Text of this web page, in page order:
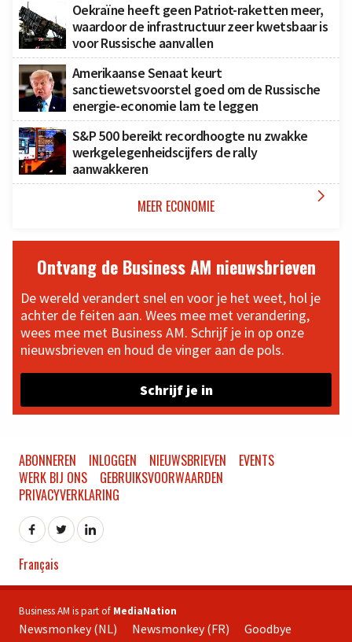
Oekraïne heeft geen Patriot-raketten meer,
waardoor de infrastructuur zeer kwetsbaar is
voor Russische aanvallen
Amerikaanse Senaat keurt
sanctiewetsvoorstel goed om de Russische
energie-economie lam te leggen
S&P 500 bereikt recordhoogte nu zwakke
werkgelegenheidscijfers de rally
aanwakkeren
MEER ECONOMIE 
Ontvang de Business AM nieuwsbrieven
De wereld verandert snel en voor je het weet, hol je
achter de feiten aan. Wees mee met verandering,
wees mee met Business AM. Schrijf je in op onze
nieuwsbrieven en houd de vinger aan de pols.
Schrijf je in
ABONNEREN INLOGGEN NIEUWSBRIEVEN
EVENTS
WERK BIJ ONS
GEBRUIKSVOORWAARDEN
PRIVACYVERKLARING
Français
Business AM is part of MediaNation
Newsmonkey (NL) Newsmonkey (FR) Goodbye